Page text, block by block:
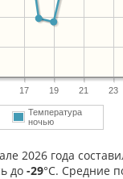
17 19 21 23
Температура
ночью
2026 года
до -29°C. Средние